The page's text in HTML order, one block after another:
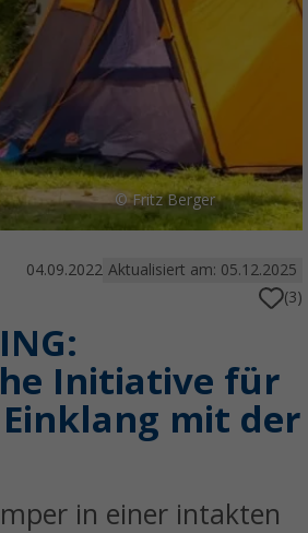
© Fritz Berger
04.09.2022 Aktualisiert am: 05.12.2025
(3)
Initiative für
mit der
in einer intakten